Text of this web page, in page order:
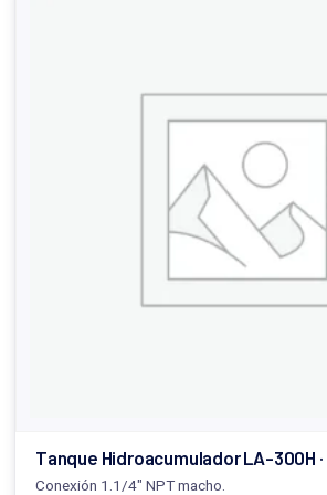
Tanque Hidroacumulador LA-300H
Conexión 1.1/4" NPT macho.